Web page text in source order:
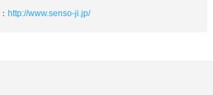
http://www.senso-ji.jp/